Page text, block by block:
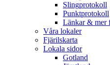
Slingprotokoll
Punktprotokoll
Länkar & mer
Våra lokaler
Fjärilskarta
Lokala sidor
Gotland